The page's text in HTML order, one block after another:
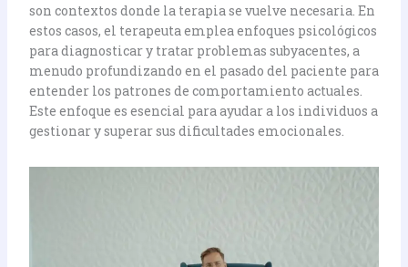
son contextos donde la terapia se vuelve necesaria. En
estos casos, el terapeuta emplea enfoques psicológicos
para diagnosticar y tratar problemas subyacentes, a
menudo profundizando en el pasado del paciente para
entender los patrones de comportamiento actuales.
Este enfoque es esencial para ayudar a los individuos a
gestionar y superar sus dificultades emocionales.